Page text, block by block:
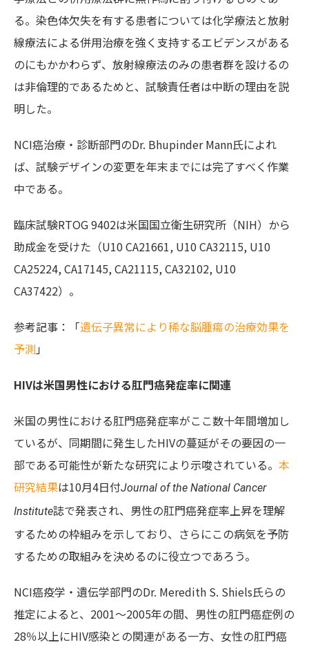
る。染色体欠失を有する患者については化学療法と放射
線療法による併用治療を強く支持するエビデンスがある
のにもかかわらず、放射線療法のみの患者群を設けるの
は非倫理的であるためと、試験責任者は中断の理由を説
明した。
NCI癌治療・診断部門のDr. Bhupinder Mann氏によれ
ば、試験デザインの変更を年末までには完了すべく作業
中である。
臨床試験RTOG 9402は米国国立衛生研究所（NIH）から
助成金を受けた（U10 CA21661, U10 CA32115, U10
CA25224, CA17145, CA21115, CA32102, U10
CA37422）。
参考記事：「遺伝子異常により稀な脳腫瘍の治療効果を
予測 」
HIVは米国男性における肛門癌発症率に関連
米国の男性における肛門癌発症率がここ数十年間増加し
ているが、同期間に発生したHIVの蔓延がその要因の一
部である可能性が新たな研究により示唆されている。 本
研究結果は10月4日付Journal of the National Cancer
Institute誌で発表され、男性の肛門癌発症率上昇を理解
するための枠組みを示しており、さらにこの病気を予防
するための取組みを決めるのに役立つであろう。
NCI癌疫学・遺伝学部門のDr. Meredith S. Shiels氏らの
推定によると、2001～2005年の間、男性の肛門癌症例の
28％以上にHIV感染との関連がある一方、女性の肛門癌